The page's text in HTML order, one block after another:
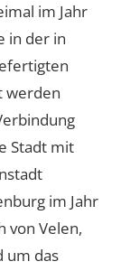
im Jahr
in der in
werden
Stadt mit
im Jahr
von Velen,
um das